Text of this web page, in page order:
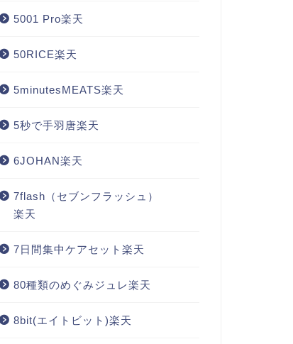
5001 Pro楽天
50RICE楽天
5minutesMEATS楽天
5秒で手羽唐楽天
6JOHAN楽天
7flash（セブンフラッシュ）
楽天
7日間集中ケアセット楽天
80種類のめぐみジュレ楽天
8bit(エイトビット)楽天